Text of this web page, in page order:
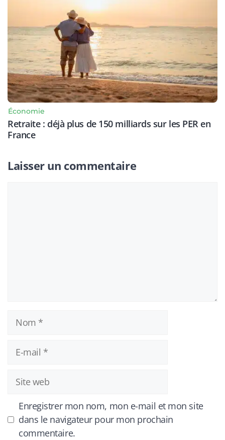
Économie
Retraite : déjà plus de 150 milliards sur les PER en
France
Laisser un commentaire
Nom
mail
Site
web
Enregistrer mon nom, mon e-mail et mon site
dans le navigateur pour mon prochain
commentaire.